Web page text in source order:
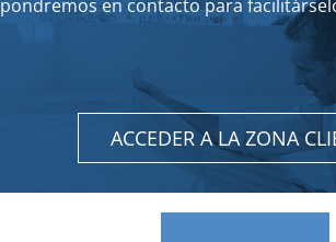
pondremos en contacto para
ACCEDER A LA ZONA